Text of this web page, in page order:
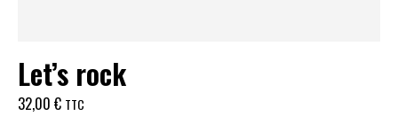
Let’s rock
32,00 € TTC